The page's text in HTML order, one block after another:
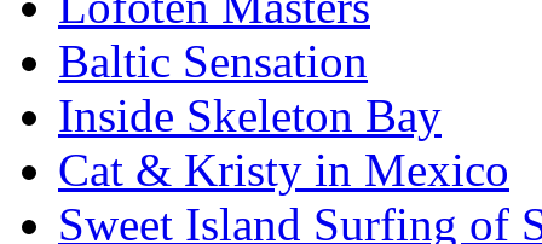
Baltic Sensation
Inside Skeleton Bay
Cat & Kristy in Mexico
Sweet Island Surfing of